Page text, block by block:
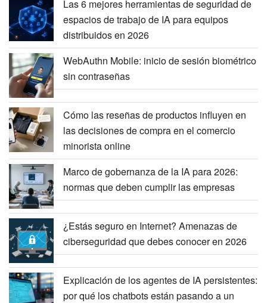
Las 6 mejores herramientas de seguridad de
espacios de trabajo de IA para equipos
distribuidos en 2026
WebAuthn Mobile: inicio de sesión biométrico
sin contraseñas
Cómo las reseñas de productos influyen en
las decisiones de compra en el comercio
minorista online
Marco de gobernanza de la IA para 2026:
normas que deben cumplir las empresas
¿Estás seguro en Internet? Amenazas de
ciberseguridad que debes conocer en 2026
Explicación de los agentes de IA persistentes:
por qué los chatbots están pasando a un